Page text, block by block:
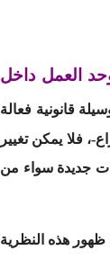
العمل داخل
قانونية فعالة
، فلا يمكن تغيير
جديدة سواء من
هذه النظرية